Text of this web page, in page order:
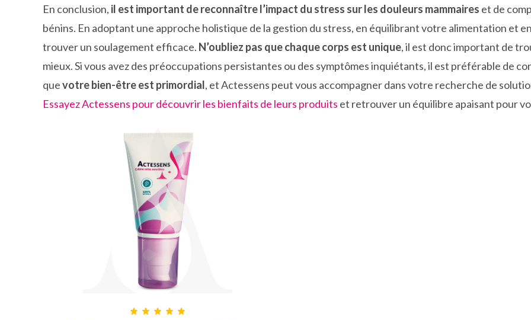
En conclusion, il est important de reconnaître l’impact du stress sur les douleurs mammaires et de
bénins. En adoptant une approche holistique de la gestion du stress, en équilibrant votre alimentation et
trouver un soulagement efficace. N’oubliez pas que chaque corps est unique, il est donc important de
mieux. Si vous avez des préoccupations persistantes ou des symptômes inquiétants, il est préférable de
quevotre bien-être est primordial, et Actessens peut vous accompagner dans votre recherche de
Essayez Actessens pour découvrir les bienfaits de leurs produits et retrouver un équilibre apaisant pour